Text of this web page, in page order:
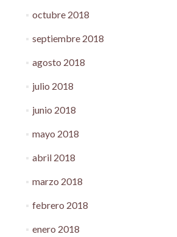
octubre 2018
septiembre 2018
agosto 2018
julio 2018
junio 2018
mayo 2018
abril 2018
marzo 2018
febrero 2018
enero 2018